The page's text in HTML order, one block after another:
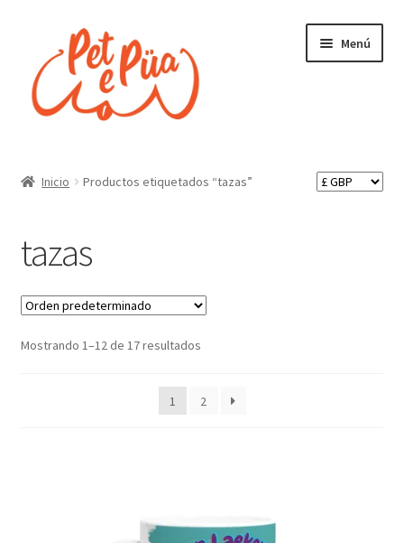
navegación
contenido
Menú
Finalizar compra
Tienda
Política de envíos, pedidos y devoluciones
Inicio Productos etiquetados “tazas”
tazas
Mostrando 1–12 de 17 resultados
1 2